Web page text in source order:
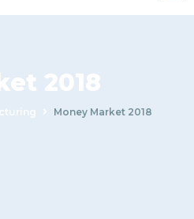
2018
Money Market 2018